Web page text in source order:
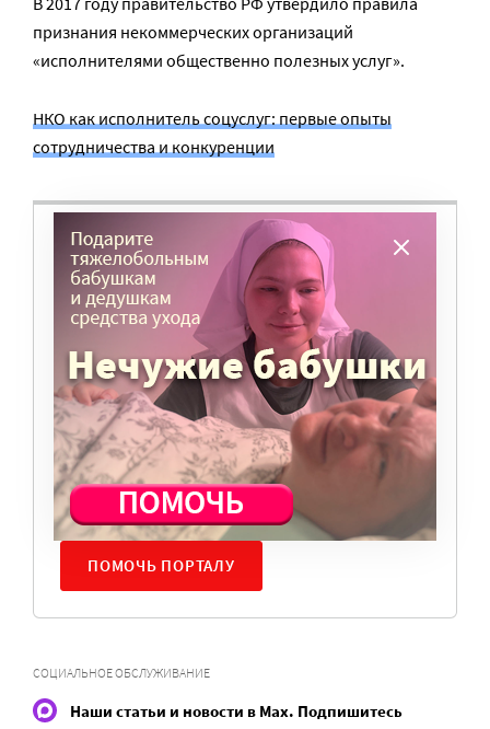
признания некоммерческих организаций
«исполнителями общественно полезных услуг».
НКО как исполнитель соцуслуг: первые опыты
сотрудничества и конкуренции
ВАМ ВАЖНО, ЧТОБЫ РАЗГОВОР НА ЭТУ
ТЕМУ ПРОДОЛЖИЛСЯ? ПОДДЕРЖИТЕ
ПОРТАЛ!
Мы просим подписаться на небольшой, но
регулярный платеж в пользу нашего сайта.
Милосердие.ru работает благодаря добровольным
пожертвованиям наших читателей. На
командировки, съемки, зарплаты редакторов,
журналистов и техническую поддержку сайта
нужны средства.
ПОМОЧЬ ПОРТАЛУ
СОЦИАЛЬНОЕ ОБСЛУЖИВАНИЕ
Наши статьи и новости в Max. Подпишитесь